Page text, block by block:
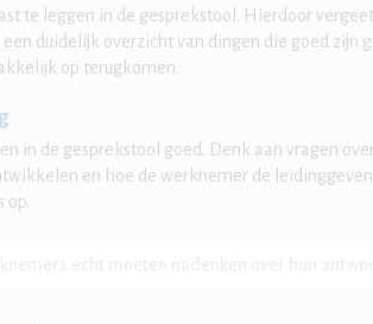
te leggen in de gesprekstool. Hierdoor
duidelijk overzicht van dingen die goed zijn
op terugkomen.
in de gesprekstool goed. Denk aan vragen
en hoe de werknemer de
op.
echt moeten nadenken over hun